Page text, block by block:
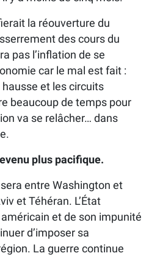
la réouverture du
des cours du
pas l’inflation de se
car le mal est fait :
et les circuits
beaucoup de temps pour
va se relâcher… dans
plus pacifique.
entre Washington et
et Téhéran. L’État
et de son impunité
d’imposer sa
La guerre continue